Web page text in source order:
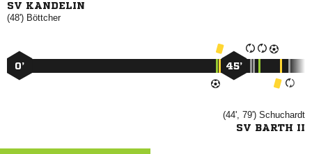
SV KANDELIN
(48') 
0’ 45’
(44', 79') 
SV BARTH II